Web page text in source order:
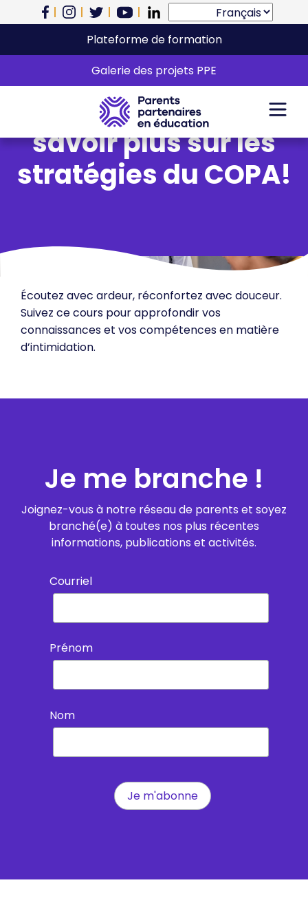
Plateforme de formation
Galerie des projets PPE
En savoir plus sur
l’intimidation! En
savoir plus sur les
stratégies du COPA!
Écoutez avec ardeur, réconfortez avec douceur.
Suivez ce cours pour approfondir vos
connaissances et vos compétences en matière
d’intimidation.
Je me branche !
Joignez-vous à notre réseau de parents et soyez
branché(e) à toutes nos plus récentes
informations, publications et activités.
Courriel
Prénom
Nom